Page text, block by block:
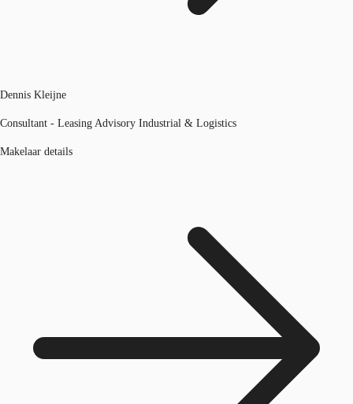
Dennis Kleijne
Consultant - Leasing Advisory Industrial & Logistics
Makelaar details